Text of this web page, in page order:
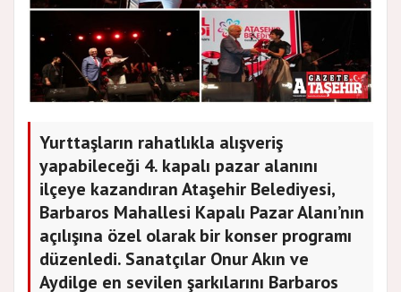
Yurttaşların rahatlıkla alışveriş
yapabileceği 4. kapalı pazar alanını
ilçeye kazandıran Ataşehir Belediyesi,
Barbaros Mahallesi Kapalı Pazar Alanı’nın
açılışına özel olarak bir konser programı
düzenledi. Sanatçılar Onur Akın ve
Aydilge en sevilen şarkılarını Barbaros